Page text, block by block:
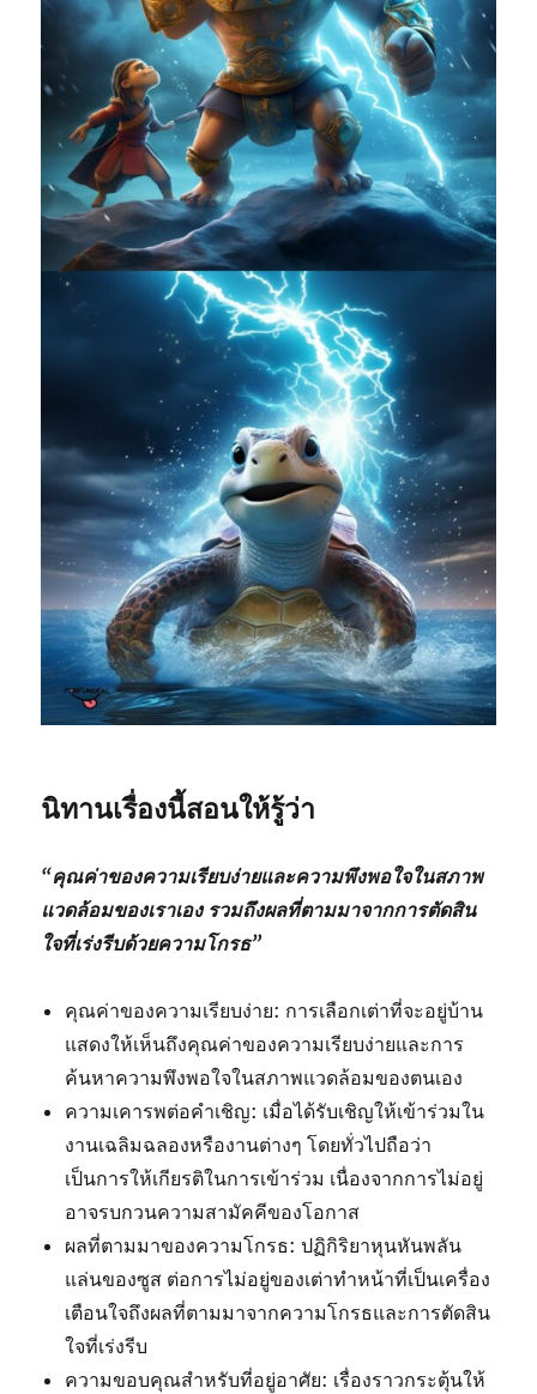
นิทานเรื่องนี้สอนให้รู้ว่า
“คุณค่าของความเรียบง่ายและความพึงพอใจในสภาพ
แวดล้อมของเราเอง รวมถึงผลที่ตามมาจากการตัดสิน
ใจที่เร่งรีบด้วยความโกรธ”
คุณค่าของความเรียบง่าย: การเลือกเต่าที่จะอยู่บ้าน
แสดงให้เห็นถึงคุณค่าของความเรียบง่ายและการ
ค้นหาความพึงพอใจในสภาพแวดล้อมของตนเอง
ความเคารพต่อคำเชิญ: เมื่อได้รับเชิญให้เข้าร่วมใน
งานเฉลิมฉลองหรืองานต่างๆ โดยทั่วไปถือว่า
เป็นการให้เกียรติในการเข้าร่วม เนื่องจากการไม่อยู่
อาจรบกวนความสามัคคีของโอกาส
ผลที่ตามมาของความโกรธ: ปฏิกิริยาหุนหันพลัน
แล่นของซูส ต่อการไม่อยู่ของเต่าทำหน้าที่เป็นเครื่อง
เตือนใจถึงผลที่ตามมาจากความโกรธและการตัดสิน
ใจที่เร่งรีบ
ความขอบคุณสำหรับที่อยู่อาศัย: เรื่องราวกระตุ้นให้